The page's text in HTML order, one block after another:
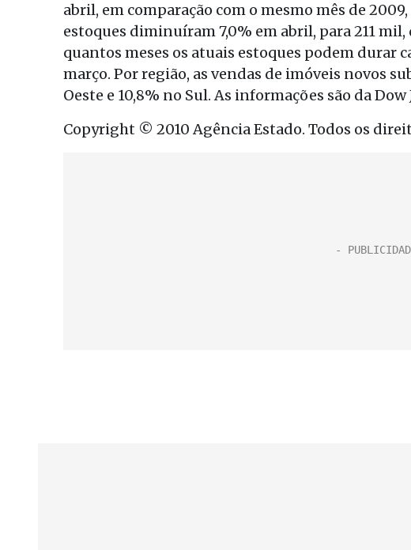
abril, em comparação com o mesmo mês de 2009,
estoques diminuíram 7,0% em abril, para 211
quantos meses os atuais estoques podem durar
março. Por região, as vendas de imóveis novos
Oeste e 10,8% no Sul. As informações são da Dow
Copyright © 2010 Agência Estado. Todos os